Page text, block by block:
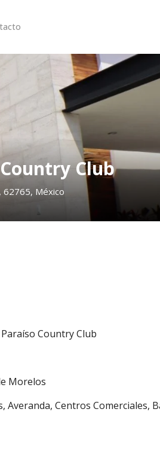
Club
62765, México
Country Club
Morelos
Centros Comerciales,